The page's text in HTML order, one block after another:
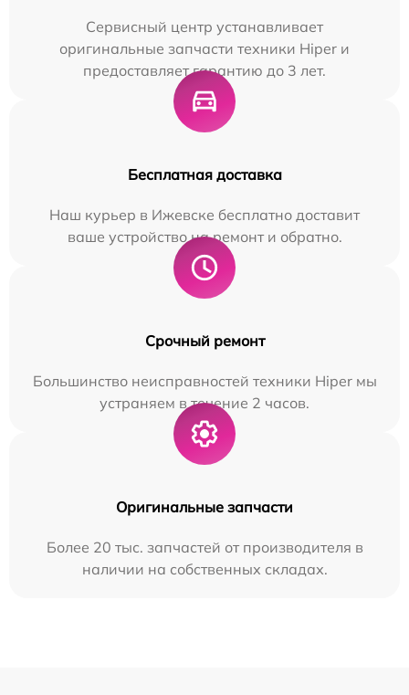
Сервисный центр устанавливает
оригинальные запчасти техники Hiper и
предоставляет гарантию до 3 лет.
Бесплатная доставка
Наш курьер в Ижевске бесплатно доставит
ваше устройство на ремонт и обратно.
Срочный ремонт
Большинство неисправностей техники Hiper мы
устраняем в течение 2 часов.
Оригинальные запчасти
Более 20 тыс. запчастей от производителя в
наличии на собственных складах.